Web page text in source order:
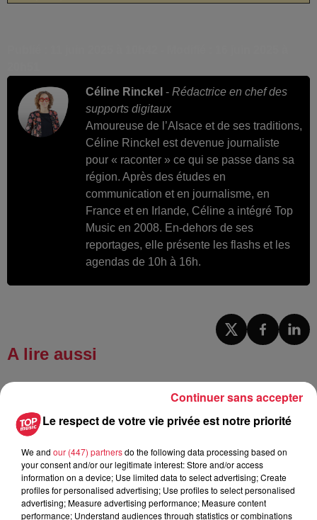
Céline Rinckel - Rédactrice en chef des
supports digitaux
Amoureuse de l’Alsace et de ses traditions,
Céline Rinckel est devenue journaliste
pour « raconter » ce qui se passe dans sa
région. Après des études en
communication et en journalisme, en
France et en Irlande, Céline a intégré Top
Music en 2008. En-dehors de ses
reportages, elle présente les flashs et les
agendas de 10h à 16h.
A lire aussi
À Hoerdt, de l’eau brune sort des
robinets
6 août 2026
Tags antisémites à Strasbourg :
Catherine Trautmann réagit
Le respect de votre vie privée est notre priorité
We and our (447) partnersdo the following data processing based on
your consent and/or our legitimate interest: Store and/or access
information on a device; Use limited data to select advertising; Create
profiles for personalised advertising; Use profiles to select personalised
advertising; Measure advertising performance; Measure content
performance; Understand audiences through statistics or combinations
Continuer sans accepter